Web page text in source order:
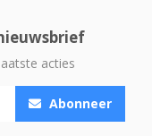
acties
Abonneer